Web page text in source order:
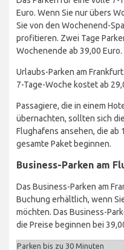
Euro. Wenn Sie nur übers
Sie von den Wochenend-
profitieren. Zwei Tage
Wochenende ab 39,00 Euro.
Urlaubs-Parken am
7-Tage-Woche kostet ab
Passagiere, die in einem
übernachten, sollten sich
Flughafens ansehen, die ab
gesamte Paket beginnen.
Business-Parken am
Das Business-Parken am
Buchung erhältlich, wenn
möchten. Das Business-
die Preise beginnen bei
Parken bis zu 30 Minuten